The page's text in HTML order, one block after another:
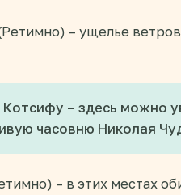
– ущелье
– здесь можно
часовню Николая
– в этих местах